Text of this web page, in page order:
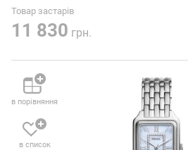
Товар застарів
11 830 грн.
в порівняння
в список